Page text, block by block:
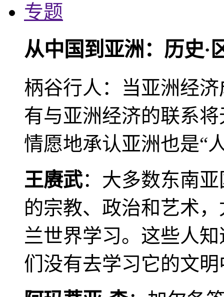
专题
从中国到亚洲：历史·
柄谷行人：当亚洲经
有与亚洲经济的联系
情愿地承认亚洲也是“
王赓武：大多数东南
的宗教、政治和艺术
兰世界学习。这些人
们没有去学习它的文